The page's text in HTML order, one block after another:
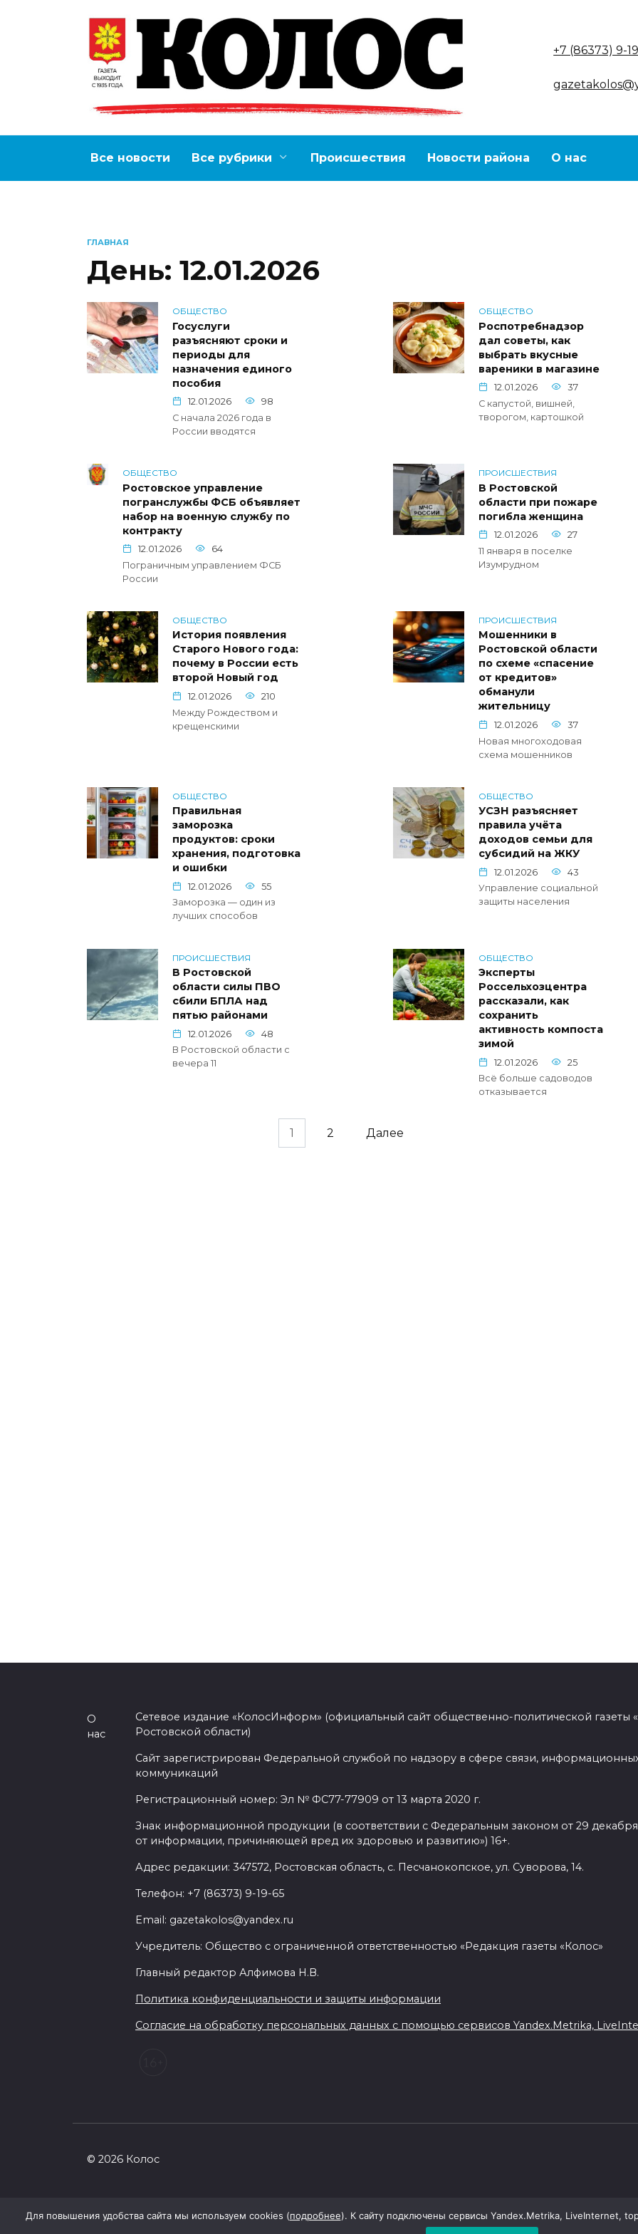
+7 (86373) 9-
Все новости Все рубрики Происшествия Новости района О нас
ГЛАВНАЯ
День: 12.01.2026
ОБЩЕСТВО
Госуслуги
разъясняют сроки и
периоды для
назначения единого
пособия
12.01.2026
98
С начала 2026 года в
России вводятся
ОБЩЕСТВО
Роспотребнадзор
дал советы, как
выбрать вкусные
вареники в магазине
12.01.2026
37
С капустой, вишней,
творогом, картошкой
ОБЩЕСТВО
Ростовское управление
погранслужбы ФСБ объявляет
набор на военную службу по
контракту
12.01.2026
64
Пограничным управлением ФСБ
России
ПРОИСШЕСТВИЯ
В Ростовской
области при пожаре
погибла женщина
12.01.2026
27
11 января в поселке
Изумрудном
ОБЩЕСТВО
История появления
Старого Нового года:
почему в России есть
второй Новый год
12.01.2026
210
Между Рождеством и
крещенскими
ПРОИСШЕСТВИЯ
Мошенники в
Ростовской области
по схеме «спасение
от кредитов»
обманули
жительницу
12.01.2026
37
Новая многоходовая
схема мошенников
ОБЩЕСТВО
Правильная
заморозка
продуктов: сроки
хранения, подготовка
и ошибки
12.01.2026
55
Заморозка — один из
лучших способов
ОБЩЕСТВО
УСЗН разъясняет
правила учёта
доходов семьи для
субсидий на ЖКУ
12.01.2026
43
Управление социальной
защиты населения
ПРОИСШЕСТВИЯ
В Ростовской
области силы ПВО
сбили БПЛА над
пятью районами
12.01.2026
48
В Ростовской области с
вечера 11
ОБЩЕСТВО
Эксперты
Россельхозцентра
рассказали, как
сохранить
активность компоста
зимой
12.01.2026
25
Всё больше садоводов
отказывается
1 2 Далее
О
нас
Сетевое издание «КолосИнформ» (официальный сайт общественно-политической газеты
Ростовской области)
Сайт зарегистрирован Федеральной службой по надзору в сфере связи,
коммуникаций
Регистрационный номер: Эл № ФС77-77909 от 13 марта 2020 г.
Знак информационной продукции (в соответствии с Федеральным законом от 29
от информации, причиняющей вред их здоровью и развитию») 16+.
Адрес редакции: 347572, Ростовская область, с. Песчанокопское, ул. Суворова, 14.
Телефон: +7 (86373) 9-19-65
Email: gazetakolos@yandex.ru
Учредитель: Общество с ограниченной ответственностью «Редакция газеты «Колос»
Главный редактор Алфимова Н.В.
Политика конфиденциальности и защиты информации
Согласие на обработку персональных данных с помощью сервисов Yandex.Metrika,
© 2026 Колос
Для повышения удобства сайта мы используем cookies (подробнее). К сайту подключены сервисы Yandex.Metrika, LiveInternet,